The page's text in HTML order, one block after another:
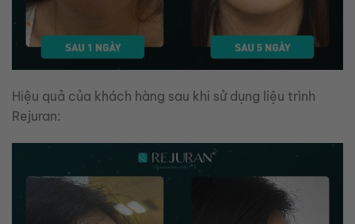
Hiệu quả của khách hàng sau khi sử dụng liệu trình
Rejuran: